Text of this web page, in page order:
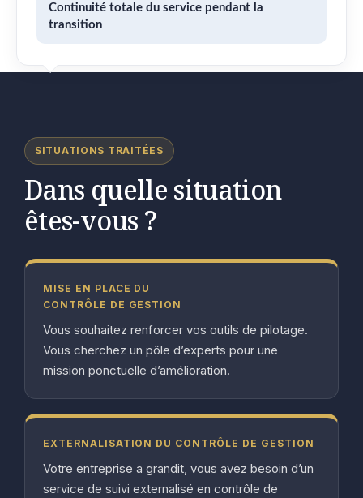
Continuité totale du service pendant la
transition
SITUATIONS TRAITÉES
Dans quelle situation
êtes-vous ?
MISE EN PLACE DU
CONTRÔLE DE GESTION
Vous souhaitez renforcer vos outils de pilotage.
Vous cherchez un pôle d’experts pour une
mission ponctuelle d’amélioration.
EXTERNALISATION DU CONTRÔLE DE GESTION
Votre entreprise a grandit, vous avez besoin d’un
service de suivi externalisé en contrôle de